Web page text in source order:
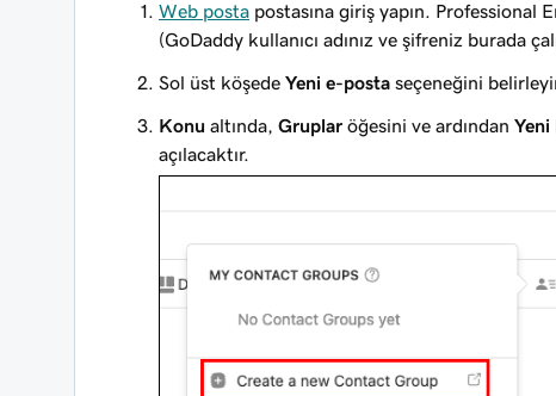
Web posta postasına giriş yapın. Professional
(GoDaddy kullanıcı adınız ve şifreniz burada
Sol üst köşede Yeni e-posta seçeneğini
Konu altında, Gruplar öğesini ve ardından Yeni
açılacaktır.